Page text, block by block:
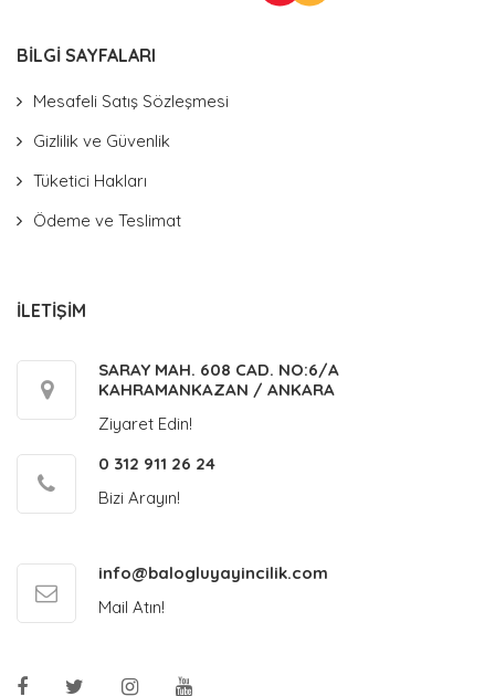
BİLGİ SAYFALARI
Mesafeli Satış Sözleşmesi
Gizlilik ve Güvenlik
Tüketici Hakları
Ödeme ve Teslimat
İLETİŞİM
SARAY MAH. 608 CAD. NO:6/A
KAHRAMANKAZAN / ANKARA
Ziyaret Edin!
0 312 911 26 24
Bizi Arayın!
info@balogluyayincilik.com
Mail Atın!